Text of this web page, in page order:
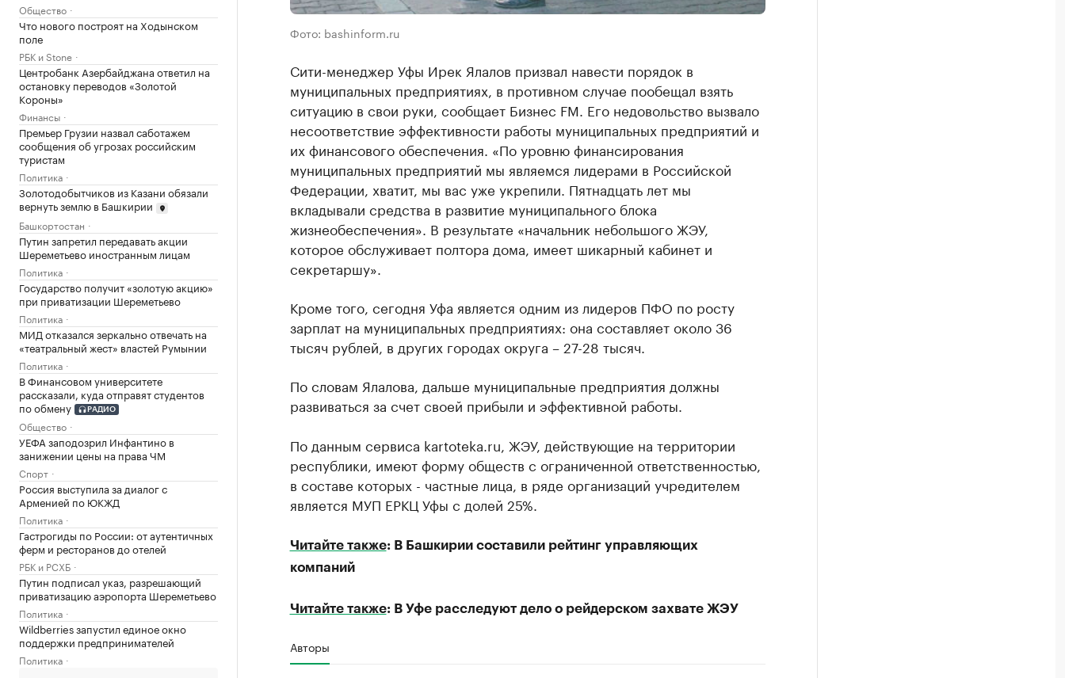
Общество
Что нового построят на Ходынском
поле
РБК и Stone
Центробанк Азербайджана ответил на
остановку переводов «Золотой
Короны»
Финансы
Премьер Грузии назвал саботажем
сообщения об угрозах российским
туристам
Политика
Золотодобытчиков из Казани обязали
вернуть землю в Башкирии
Башкортостан
Путин запретил передавать акции
Шереметьево иностранным лицам
Политика
Государство получит «золотую акцию»
при приватизации Шереметьево
Политика
МИД отказался зеркально отвечать на
«театральный жест» властей Румынии
Политика
В Финансовом университете
рассказали, куда отправят студентов
по обмену
РАДИО
Общество
УЕФА заподозрил Инфантино в
занижении цены на права ЧМ
Спорт
Россия выступила за диалог с
Арменией по ЮКЖД
Политика
Гастрогиды по России: от аутентичных
ферм и ресторанов до отелей
РБК и РСХБ
Путин подписал указ, разрешающий
приватизацию аэропорта Шереметьево
Политика
Wildberries запустил единое окно
поддержки предпринимателей
Политика
Фото: bashinform.ru
Сити-менеджер Уфы Ирек Ялалов призвал навести порядок в
муниципальных предприятиях, в противном случае пообещал взять
ситуацию в свои руки, сообщает Бизнес FM. Его недовольство вызвало
несоответствие эффективности работы муниципальных предприятий и
их финансового обеспечения. «По уровню финансирования
муниципальных предприятий мы являемся лидерами в Российской
Федерации, хватит, мы вас уже укрепили. Пятнадцать лет мы
вкладывали средства в развитие муниципального блока
жизнеобеспечения». В результате «начальник небольшого ЖЭУ,
которое обслуживает полтора дома, имеет шикарный кабинет и
секретаршу».
Кроме того, сегодня Уфа является одним из лидеров ПФО по росту
зарплат на муниципальных предприятиях: она составляет около 36
тысяч рублей, в других городах округа – 27-28 тысяч.
По словам Ялалова, дальше муниципальные предприятия должны
развиваться за счет своей прибыли и эффективной работы.
По данным сервиса kartoteka.ru, ЖЭУ, действующие на территории
республики, имеют форму обществ с ограниченной ответственностью,
в составе которых - частные лица, в ряде организаций учредителем
является МУП ЕРКЦ Уфы с долей 25%.
Читайте также: В Башкирии составили рейтинг управляющих
компаний
Читайте также: В Уфе расследуют дело о рейдерском захвате ЖЭУ
Авторы